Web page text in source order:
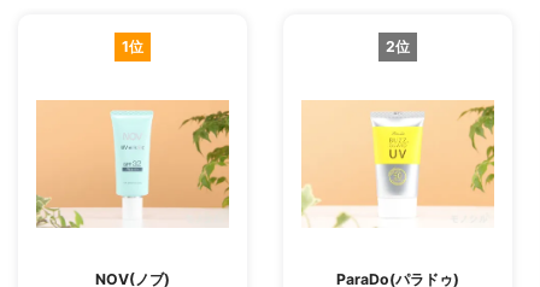
1位
NOV(ノブ)
2位
ParaDo(パラドゥ)